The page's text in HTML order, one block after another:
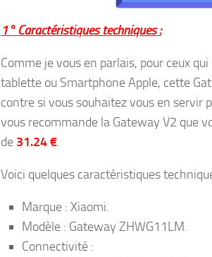
1° Caractéristiques techniques :
Comme je vous en parlais, pour ceux
tablette ou Smartphone Apple, cette
contre si vous souhaitez vous en servir
vous recommande la Gateway V2 que
de 31.24 €.
Voici quelques caractéristiques
Marque : Xiaomi.
Modèle : Gateway ZHWG11LM.
Connectivité :